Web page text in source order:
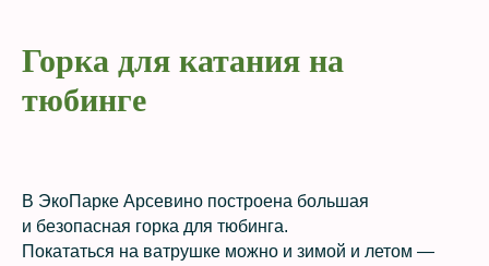
Горка для катания на
тюбинге
В ЭкоПарке Арсевино построена большая
и безопасная горка для тюбинга.
Покататься на ватрушке можно и зимой и летом —